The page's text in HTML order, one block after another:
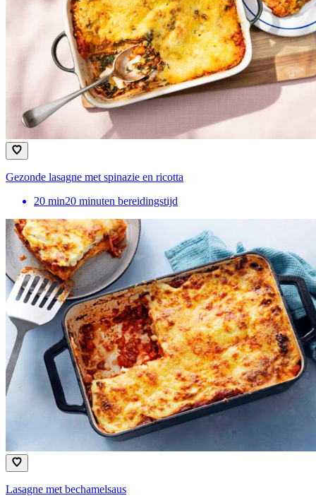
Gezonde lasagne met spinazie en ricotta
20 min20 minuten bereidingstijd
Lasagne met bechamelsaus